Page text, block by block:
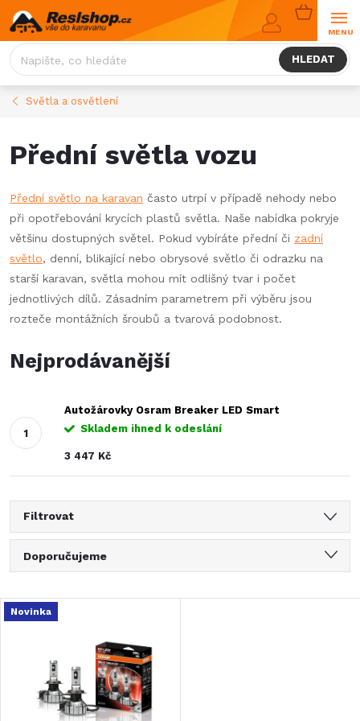
Přejít
na
obsah
HLEDAT
NÁKUPNÍ
KOŠÍK
Světla a osvětlení
Přední světla vozu
Přední světlo na karavan často utrpí v případě nehody nebo
při opotřebování krycích plastů světla. Naše nabídka pokryje
většinu dostupných světel. Pokud vybíráte přední či zadní
světlo, denní, blikající nebo obrysové světlo či odrazku na
starší karavan, světla mohou mít odlišný tvar i počet
jednotlivých dílů. Zásadním parametrem při výběru jsou
rozteče montážních šroubů a tvarová podobnost.
Nejprodávanější
Autožárovky Osram Breaker LED Smart
Skladem ihned k odeslání
3 447 Kč
Filtrovat
Ř
a
Doporučujeme
Nejdražší
Nejprodávanější
Abecedně
V
Novinka